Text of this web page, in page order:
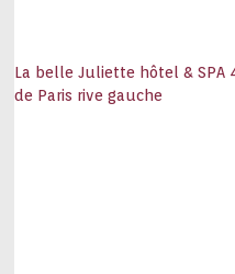
La belle Juliette hôtel & SPA
de Paris rive gauche